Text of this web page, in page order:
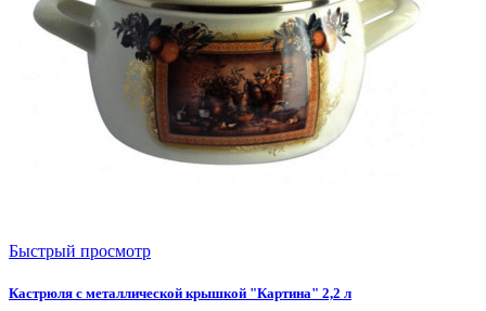
Быстрый просмотр
Кастрюля с металлической крышкой "Картина" 2,2 л